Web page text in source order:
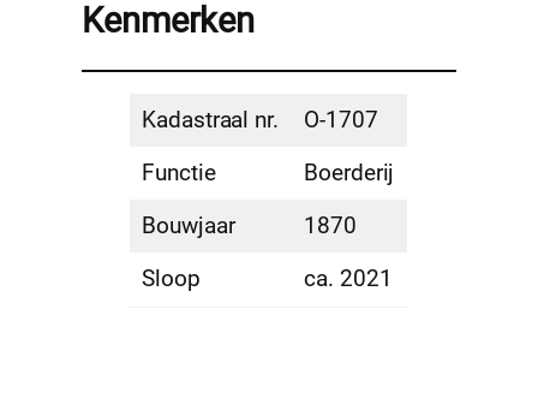
Kenmerken
Kadastraal nr.
O-1707
Functie
Boerderij
Bouwjaar
1870
Sloop
ca. 2021